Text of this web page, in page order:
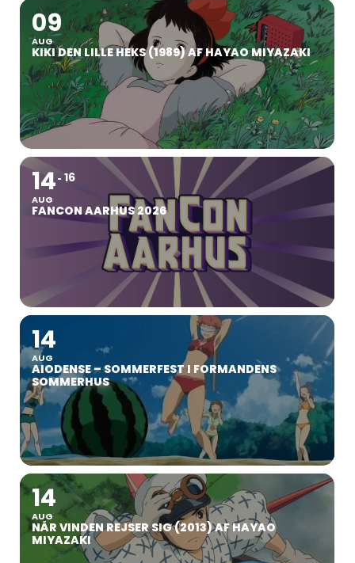
09
AUG
KIKI DEN LILLE HEKS (1989) AF HAYAO MIYAZAKI
14
AUG
16
FANCON AARHUS 2026
14
AUG
AIODENSE – SOMMERFEST I FORMANDENS
SOMMERHUS
14
AUG
NÅR VINDEN REJSER SIG (2013) AF HAYAO
MIYAZAKI